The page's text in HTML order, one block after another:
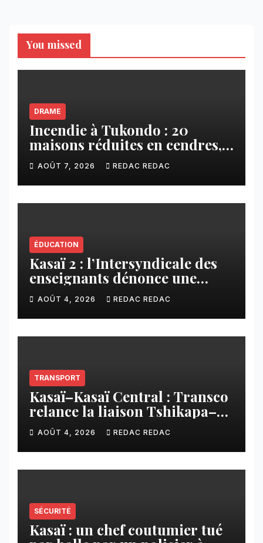
You missed
DRAME
Incendie à Tukondo : 20
maisons réduites en cendres,
plusieurs familles sans abri
AOÛT 7, 2026 REDAC REDAC
ÉDUCATION
Kasaï 2 : l’Intersyndicale des
enseignants dénonce une
contribution financière
imposée aux écoles de la
CNCA
AOÛT 4, 2026 REDAC REDAC
TRANSPORT
Kasaï–Kasaï Central : Transco
relance la liaison Tshikapa–
Tshiamu pour faciliter les
échanges
AOÛT 4, 2026 REDAC REDAC
SÉCURITÉ
Kasaï : un chef coutumier tué